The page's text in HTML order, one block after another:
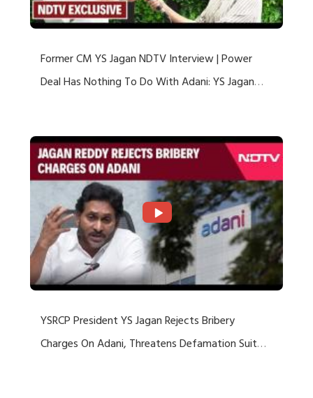
Former CM YS Jagan NDTV Interview | Power
Deal Has Nothing To Do With Adani: YS Jagan
YSRCP President YS Jagan Rejects Bribery
Charges On Adani, Threatens Defamation Suit